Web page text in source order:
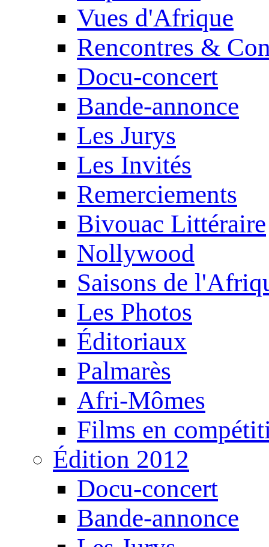
Vues d'Afrique
Rencontres &
Docu-concert
Bande-annonce
Les Jurys
Les Invités
Remerciements
Bivouac Littéraire
Nollywood
Saisons de
Les Photos
Éditoriaux
Palmarès
Afri-Mômes
Films en
Édition 2012
Docu-concert
Bande-annonce